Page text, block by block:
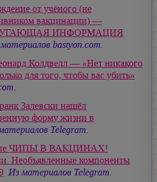
от учёного (не
вакцинации) —
ИНФОРМАЦИЯ
bastyon.com.
Колдвелл — «Нет никакого
для того, чтобы вас убить»
Залевски нашёл
форму жизни в
Telegram.
ЧИПЫ В ВАКЦИНАХ!
Необъявленные компоненты
Из материалов Telegram.